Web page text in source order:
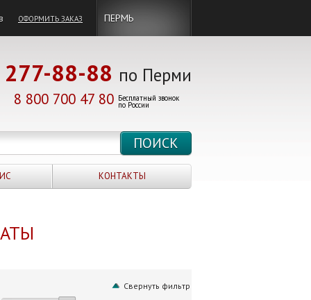
ОФОРМИТЬ ЗАКАЗ ПЕРМЬ
277-88-88 по Перми
8 800 700 47 80 Бесплатный звонок
по России
КОНТАКТЫ
Свернуть фильтр